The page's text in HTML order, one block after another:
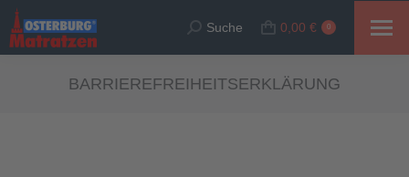
Suche:
Suche 0,00 € 0
BARRIEREFREIHEITSERKLÄRUNG